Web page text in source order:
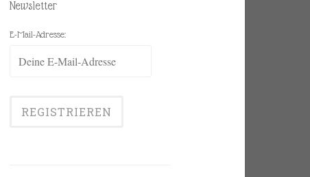
Newsletter
E-Mail-Adresse: